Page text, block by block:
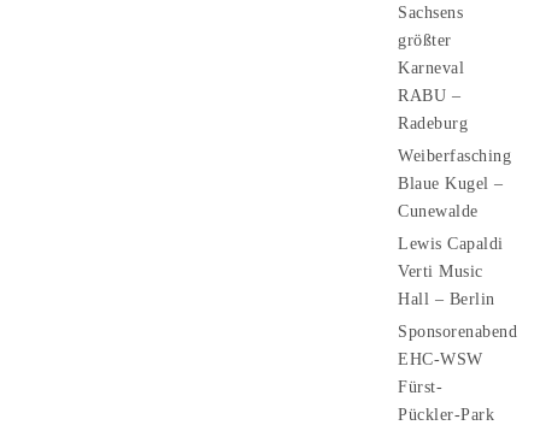
Sachsens
größter
Karneval
RABU –
Radeburg
Weiberfasching
Blaue Kugel –
Cunewalde
Lewis Capaldi
Verti Music
Hall – Berlin
Sponsorenabend
EHC-WSW
Fürst-
Pückler-Park